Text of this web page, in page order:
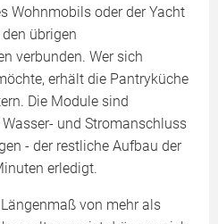
Wohnmobils oder der Yacht
übrigen
verbunden. Wer sich
erhält die Pantryküche
Die Module sind
und Stromanschluss
- der restliche Aufbau der
erledigt.
von mehr als